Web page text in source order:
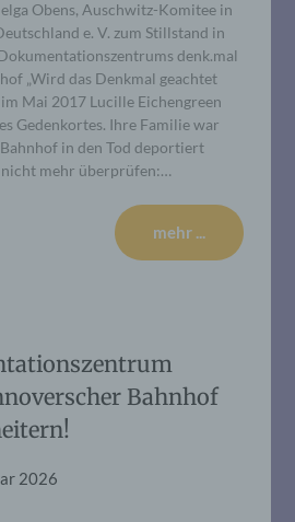
Obens, Auschwitz-Komitee in
e. V. zum Stillstand in
denk.mal
„Wird das Denkmal geachtet
im Mai 2017 Lucille Eichengreen
Gedenkortes. Ihre Familie war
in den Tod deportiert
nicht mehr überprüfen:…
mehr ...
Bahnhof
2026